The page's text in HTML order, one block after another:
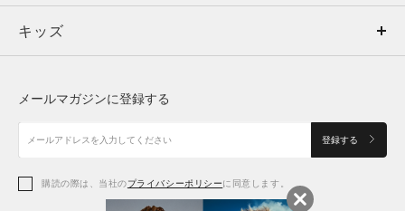
キッズ
アクセサリー
ボトムス
アクセサリー
トップス
シューズ
アクセサリー
キッズ
シューズ
メールマガジンに登録する
登録する
購読の際は、当社のプライバシーポリシーに同意します。